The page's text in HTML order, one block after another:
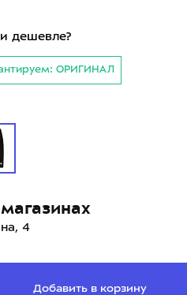
дешевле?
ОРИГИНАЛ
4
Добавить в корзину